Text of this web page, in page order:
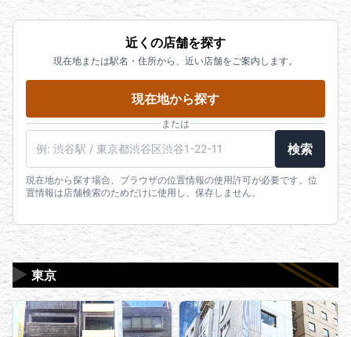
近くの店舗を探す
現在地または駅名・住所から、近い店舗をご案内します。
現在地から探す
または
検索
現在地から探す場合、ブラウザの位置情報の使用許可が必要です。位
置情報は店舗検索のためだけに使用し、保存しません。
東京
▶